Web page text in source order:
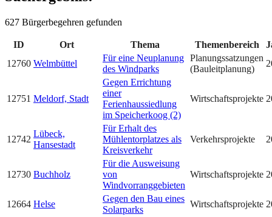
627 Bürgerbegehren gefunden
ID Ort Thema Themenbereich
12760 Welmbüttel
Für eine Neuplanung
des Windparks
Planungssatzungen
(Bauleitplanung)
12751 Meldorf, Stadt
Gegen Errichtung
einer
Ferienhaussiedlung
im Speicherkoog (2)
Wirtschaftsprojekte
12742
Lübeck,
Hansestadt
Für Erhalt des
Mühlentorplatzes als
Kreisverkehr
Verkehrsprojekte
12730 Buchholz
Für die Ausweisung
von
Windvorranggebieten
Wirtschaftsprojekte
12664 Helse
Gegen den Bau eines
Solarparks
Wirtschaftsprojekte